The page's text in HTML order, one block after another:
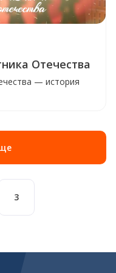
Отечества
— история
3